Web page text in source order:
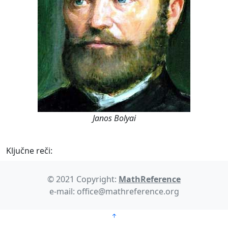
Janos Bolyai
Ključne reči:
© 2021 Copyright: MathReference
e-mail: office@mathreference.org